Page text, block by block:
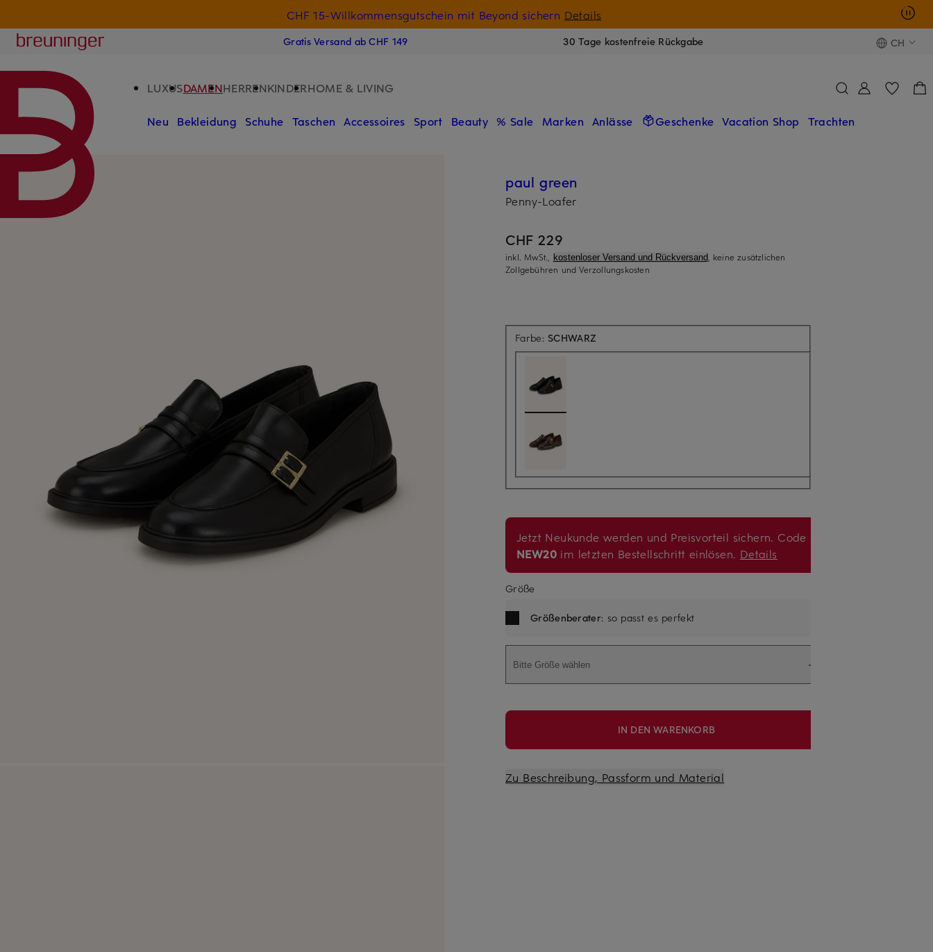
CHF 15-Willkommensgutschein mit Beyond sichern Details
Breuninger
Gratis Versand ab CHF 149 30 Tage kostenfreie Rückgabe CH
LUXUSDAMENHERRENKINDERHOME & LIVING
Neu Bekleidung Schuhe Taschen Accessoires Sport Beauty % Sale Marken Anlässe Geschenke Vacation Shop Trachten
paul green
Penny-Loafer
CHF 229
inkl. MwSt., kostenloser Versand und Rückversand, keine zusätzlichen
Zollgebühren und Verzollungskosten
Farbe: SCHWARZ
Jetzt Neukunde werden und Preisvorteil sichern. Code
NEW20 im letzten Bestellschritt einlösen. Details
Größe
Größenberater: so passt es perfekt
Bitte Größe wählen
IN DEN WARENKORB
Zu Beschreibung, Passform und Material